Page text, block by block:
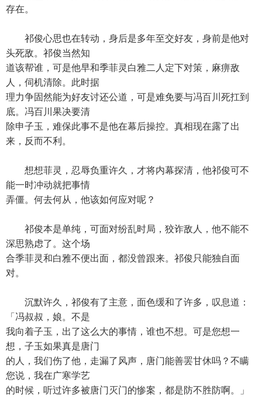
存在。
祁俊心思也在转动，身后是多年至交好友，身前是他对
头死敌。祁俊当然知
道该帮谁，可是他早和季菲灵白雅二人定下对策，麻痹敌
人，伺机清除。此时据
理力争固然能为好友讨还公道，可是难免要与冯百川死扛到
底。冯百川果决要清
除申子玉，难保此事不是他在幕后操控。真相现在露了出
来，反而不利。
想想菲灵，忍辱负重许久，才将内幕探清，他祁俊可不
能一时冲动就把事情
弄僵。何去何从，他该如何应对呢？
祁俊本是单纯，可面对纷乱时局，狡诈敌人，他不能不
深思熟虑了。这个场
合季菲灵和白雅不便出面，都没曾跟来。祁俊只能独自面
对。
沉默许久，祁俊有了主意，面色缓和了许多，叹息道：
「冯叔叔，娘。不是
我向着子玉，出了这么大的事情，谁也不想。可是您想一
想，子玉如果真是唐门
的人，我们伤了他，走漏了风声，唐门能善罢甘休吗？不瞒
您说，我在广寒学艺
的时候，听过许多被唐门灭门的惨案，都是防不胜防啊。」